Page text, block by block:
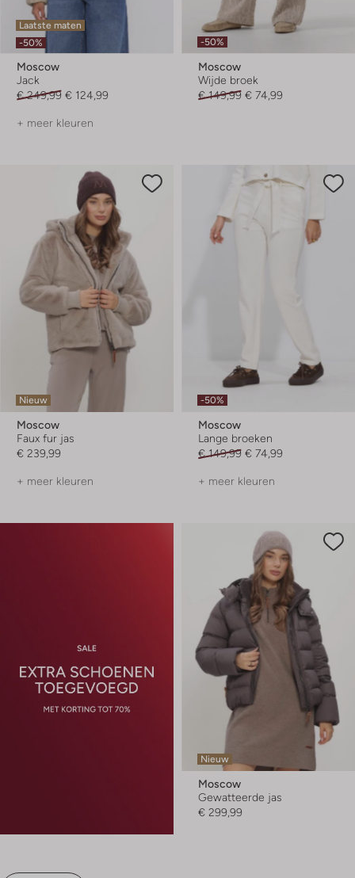
Laatste maten
-50%
Moscow
Jack
€ 249,99 € 124,99
+ meer kleuren
-50%
Moscow
Wijde broek
€ 149,99 € 74,99
Nieuw
Moscow
Faux fur jas
€ 239,99
+ meer kleuren
-50%
Moscow
Lange broeken
€ 149,99 € 74,99
+ meer kleuren
Nieuw
Moscow
Gewatteerde jas
€ 299,99